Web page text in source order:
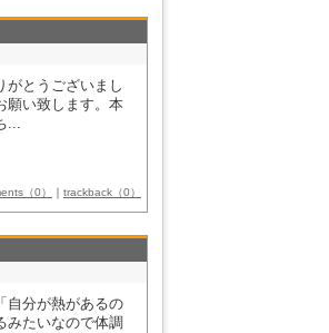
がとうございまし
願い致します。本
...
（0） ｜ trackback（0）
自分が熱があるの
みたいなので体調